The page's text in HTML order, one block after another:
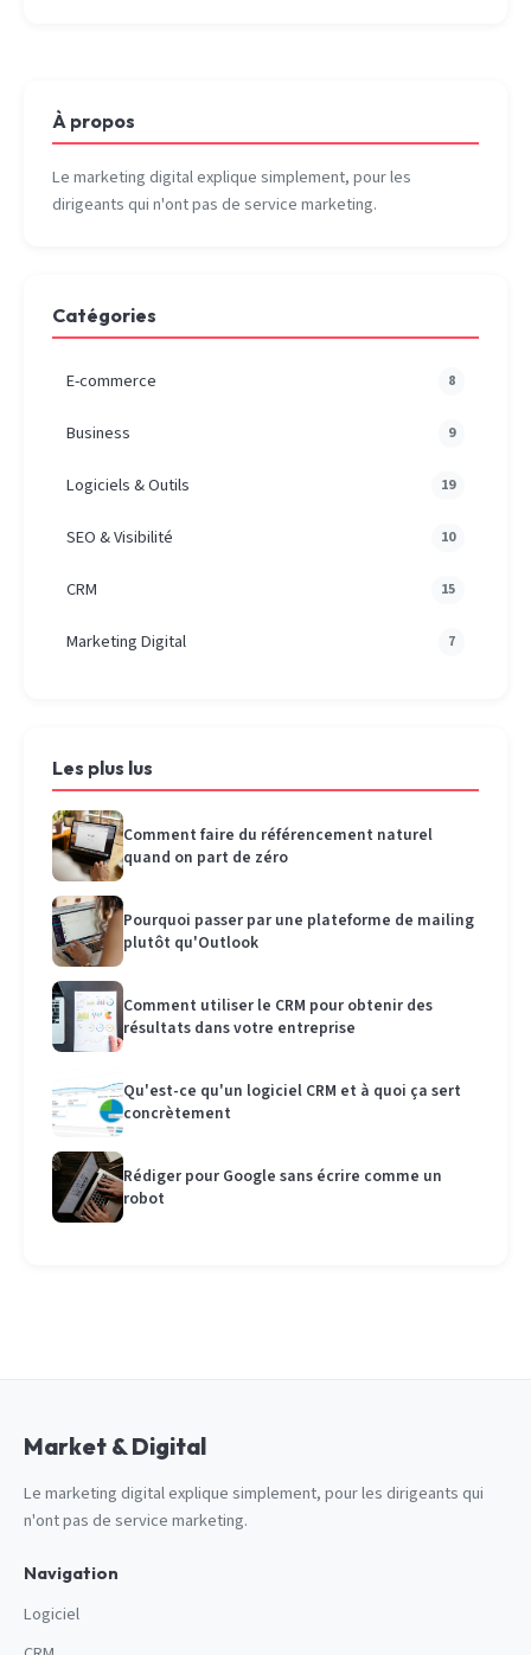
À propos
Le marketing digital explique simplement, pour les
dirigeants qui n'ont pas de service marketing.
Catégories
E-commerce 8
Business 9
Logiciels & Outils 19
SEO & Visibilité 10
CRM 15
Marketing Digital 7
Les plus lus
Comment faire du référencement naturel
quand on part de zéro
Pourquoi passer par une plateforme de mailing
plutôt qu'Outlook
Comment utiliser le CRM pour obtenir des
résultats dans votre entreprise
Qu'est-ce qu'un logiciel CRM et à quoi ça sert
concrètement
Rédiger pour Google sans écrire comme un
robot
Market & Digital
Le marketing digital explique simplement, pour les dirigeants qui
n'ont pas de service marketing.
Navigation
Logiciel